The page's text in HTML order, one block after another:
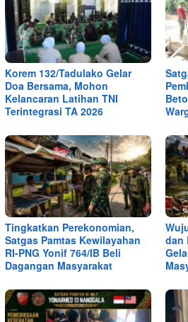
Korem 132/Tadulako Gelar
Doa Bersama, Mohon
Kelancaran Latihan TNI
Terintegrasi TA 2026
Tingkatkan Perekonomian,
Satgas Pamtas Kewilayahan
RI-PNG Yonif 764/IB Beli
Dagangan Masyarakat
dan